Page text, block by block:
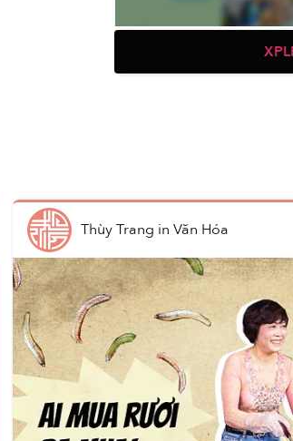
10:00 Exposition “We, the
Thùy Trang in Văn Hóa